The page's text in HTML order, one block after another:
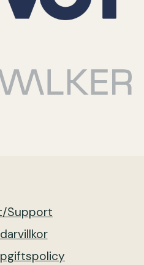
Support